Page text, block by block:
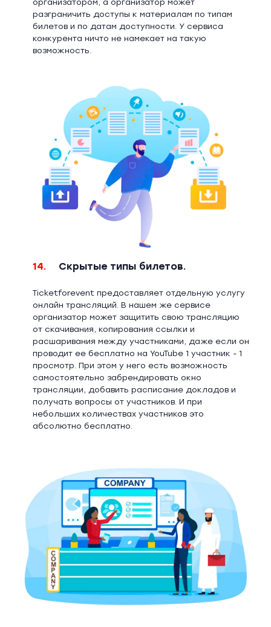
организатором, а организатор может
разграничить доступы к материалам по типам
билетов и по датам доступности. У сервиса
конкурента ничто не намекает на такую
возможность.
14. Скрытые типы билетов.
Ticketforevent предоставляет отдельную услугу
онлайн трансляций. В нашем же сервисе
организатор может защитить свою трансляцию
от скачивания, копирования ссылки и
расшаривания между участниками, даже если он
проводит ее бесплатно на YouTube 1 участник - 1
просмотр. При этом у него есть возможность
самостоятельно забрендировать окно
трансляции, добавить расписание докладов и
получать вопросы от участников. И при
небольших количествах участников это
абсолютно бесплатно.